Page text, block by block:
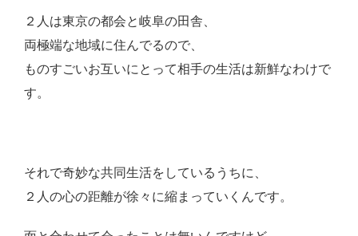
２人は東京の都会と岐阜の田舎、
両極端な地域に住んでるので、
ものすごいお互いにとって相手の生活は新鮮なわけで
す。
それで奇妙な共同生活をしているうちに、
２人の心の距離が徐々に縮まっていくんです。